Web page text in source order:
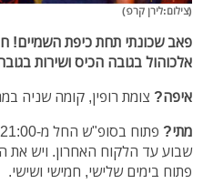
(צילום:לירן קרפ)
פאב שכונתי תחת כיפת השמיים!
אלכוהול בגובה הכיס ושירות
איפה? צומת רופין, קומה שניה
מתי?
שבוע עד הלקוח האחרון. ויש את
פתוח בימים שלישי, חמישי ושישי.